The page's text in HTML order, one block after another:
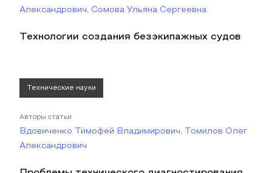
Александрович, Сомова Ульяна Сергеевна
Технологии создания безэкипажных судов
Технические науки
Авторы статьи
Вдовиченко Тимофей Владимирович, Томилов Олег
Александрович